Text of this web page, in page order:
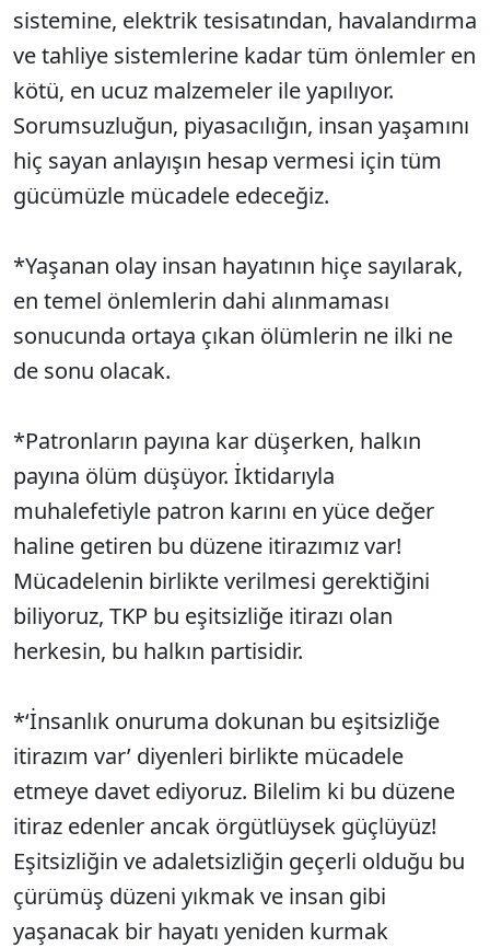
sistemine, elektrik tesisatından, havalandırma
ve tahliye sistemlerine kadar tüm önlemler en
kötü, en ucuz malzemeler ile yapılıyor.
Sorumsuzluğun, piyasacılığın, insan yaşamını
hiç sayan anlayışın hesap vermesi için tüm
gücümüzle mücadele edeceğiz.
*Yaşanan olay insan hayatının hiçe sayılarak,
en temel önlemlerin dahi alınmaması
sonucunda ortaya çıkan ölümlerin ne ilki ne
de sonu olacak.
*Patronların payına kar düşerken, halkın
payına ölüm düşüyor. İktidarıyla
muhalefetiyle patron karını en yüce değer
haline getiren bu düzene itirazımız var!
Mücadelenin birlikte verilmesi gerektiğini
biliyoruz, TKP bu eşitsizliğe itirazı olan
herkesin, bu halkın partisidir.
*‘İnsanlık onuruma dokunan bu eşitsizliğe
itirazım var’ diyenleri birlikte mücadele
etmeye davet ediyoruz. Bilelim ki bu düzene
itiraz edenler ancak örgütlüysek güçlüyüz!
Eşitsizliğin ve adaletsizliğin geçerli olduğu bu
çürümüş düzeni yıkmak ve insan gibi
yaşanacak bir hayatı yeniden kurmak